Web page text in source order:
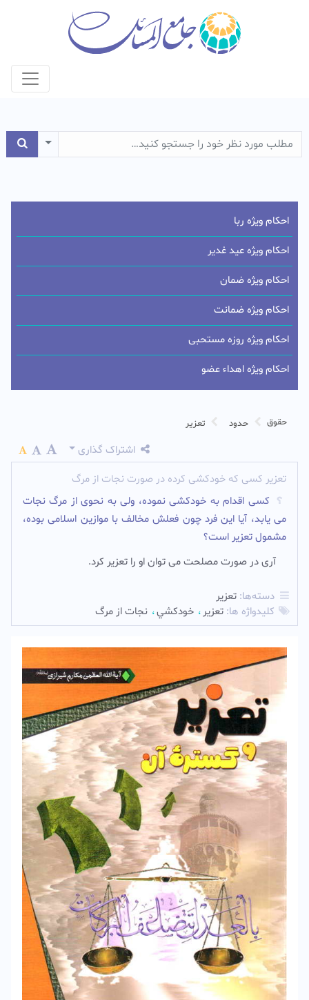
حقوق حدود تعزیر
اشتراک گذاری
تعزیر کسی که خودکشی کرده در صورت نجات از مرگ
کسى اقدام به خودکشى نموده، ولى به نحوى از مرگ نجات
مى یابد، آیا این فرد چون فعلش مخالف با موازین اسلامى بوده،
مشمول تعزیر است؟
آرى در صورت مصلحت مى توان او را تعزیر کرد.‌
دسته‌ها: تعزیر
کلیدواژه ها: تعزير خودکشي نجات از مرگ
احکام ویژه ربا
احکام ویژه عید غدیر
احکام ویژه ضمان
احکام ویژه ضمانت
احکام ویژه روزه مستحبی
احکام ویژه اهداء عضو